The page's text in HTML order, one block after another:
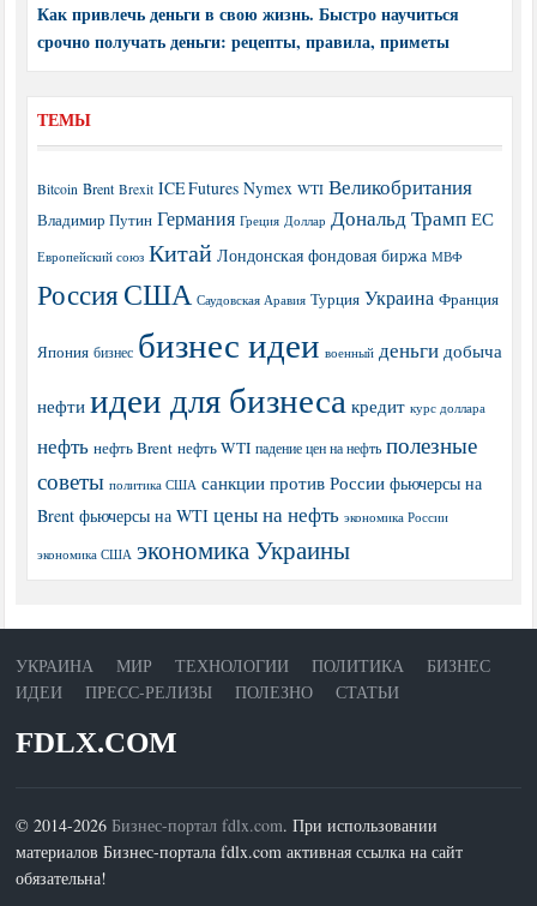
Как привлечь деньги в свою жизнь. Быстро научиться
срочно получать деньги: рецепты, правила, приметы
ТЕМЫ
Bitcoin Brent Brexit ICE Futures Nymex WTI Великобритания
Владимир Путин Германия Греция Доллар Дональд Трамп ЕС
Европейский союз Китай Лондонская фондовая биржа МВФ
РоссияСША Саудовская Аравия Турция Украина Франция
Япония бизнес бизнес идеи военный деньги добыча
нефти идеи для бизнеса кредит курс доллара
нефть нефть Brent нефть WTI падение цен на нефть полезные
советы политика США санкции против России фьючерсы на
Brent фьючерсы на WTI цены на нефть экономика России
экономика США экономика Украины
УКРАИНА МИР ТЕХНОЛОГИИ ПОЛИТИКА
БИЗНЕС
ИДЕИ
ПРЕСС-РЕЛИЗЫ ПОЛЕЗНО СТАТЬИ
FDLX.COM
© 2014-2026Бизнес-портал fdlx.com. При использовании
материалов Бизнес-портала fdlx.com активная ссылка на сайт
обязательна!